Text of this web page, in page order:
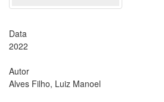
Data
2022
Autor
Alves Filho, Luiz Manoel